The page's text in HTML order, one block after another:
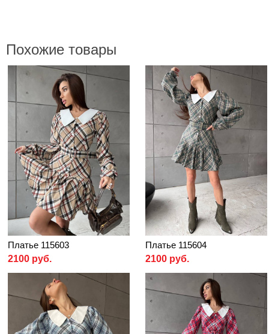
Похожие товары
Платье 115603
2100 руб.
Платье 115604
2100 руб.